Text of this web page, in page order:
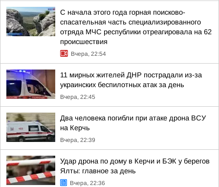
С начала этого года горная поисково-
спасательная часть специализированного
отряда МЧС республики отреагировала на 62
происшествия
Вчера, 22:54
11 мирных жителей ДНР пострадали из-за
украинских беспилотных атак за день
Вчера, 22:45
Два человека погибли при атаке дрона ВСУ
на Керчь
Вчера, 22:39
Удар дрона по дому в Керчи и БЭК у берегов
Ялты: главное за день
Вчера, 22:36